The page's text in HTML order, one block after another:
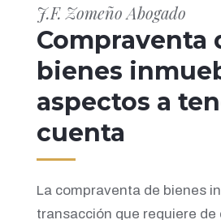
J.F. Zomeño Abogado
Compraventa
bienes
aspectos a
cuenta
La compraventa de bienes
transacción que requiere de